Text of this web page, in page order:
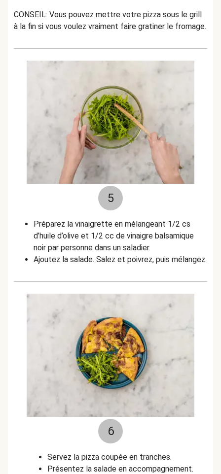
CONSEIL: Vous pouvez mettre votre pizza sous le grill
à la fin si vous voulez vraiment faire gratiner le fromage.
5
Préparez la vinaigrette en mélangeant 1/2 cs
d’huile d’olive et 1/2 cc de vinaigre balsamique
noir par personne dans un saladier.
Ajoutez la salade. Salez et poivrez, puis mélangez.
6
Servez la pizza coupée en tranches.
Présentez la salade en accompagnement.